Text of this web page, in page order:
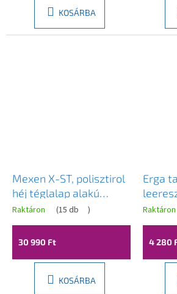
KOSÁRBA
Mexen X-ST, polisztirol
héj téglalap alakú
fürdőkádhoz 120-150 x
70-90 cm, fehér,
55020-00
Raktáron (15 db )
30 990 Ft
KOSÁRBA
Erga
króm,
Raktáron
4 280